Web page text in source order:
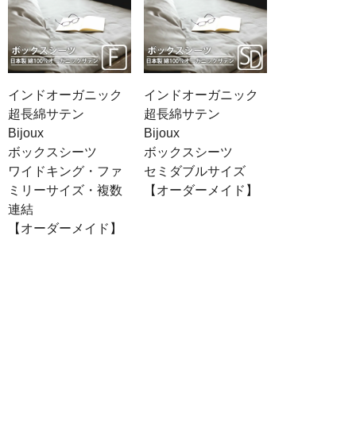
インドオーガニック
超長綿サテン
Bijoux
ボックスシーツ
ワイドキング・ファ
ミリーサイズ・複数
連結
【オーダーメイド】
インドオーガニック
超長綿サテン
Bijoux
ボックスシーツ
セミダブルサイズ
【オーダーメイド】